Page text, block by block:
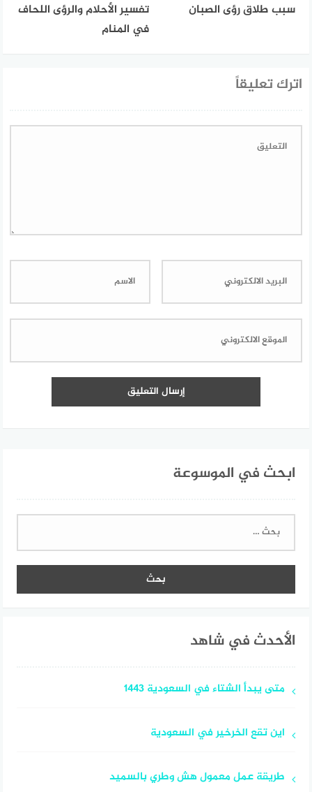
سبب طلاق رؤى الصبان
تفسير الأحلام والرؤى اللحاف
في المنام
اترك تعليقاً
ابحث في الموسوعة
البحث
الأحدث في شاهد
متى يبدأ الشتاء في السعودية 1443
اين تقع الخرخير في السعودية
طريقة عمل معمول هش وطري بالسميد